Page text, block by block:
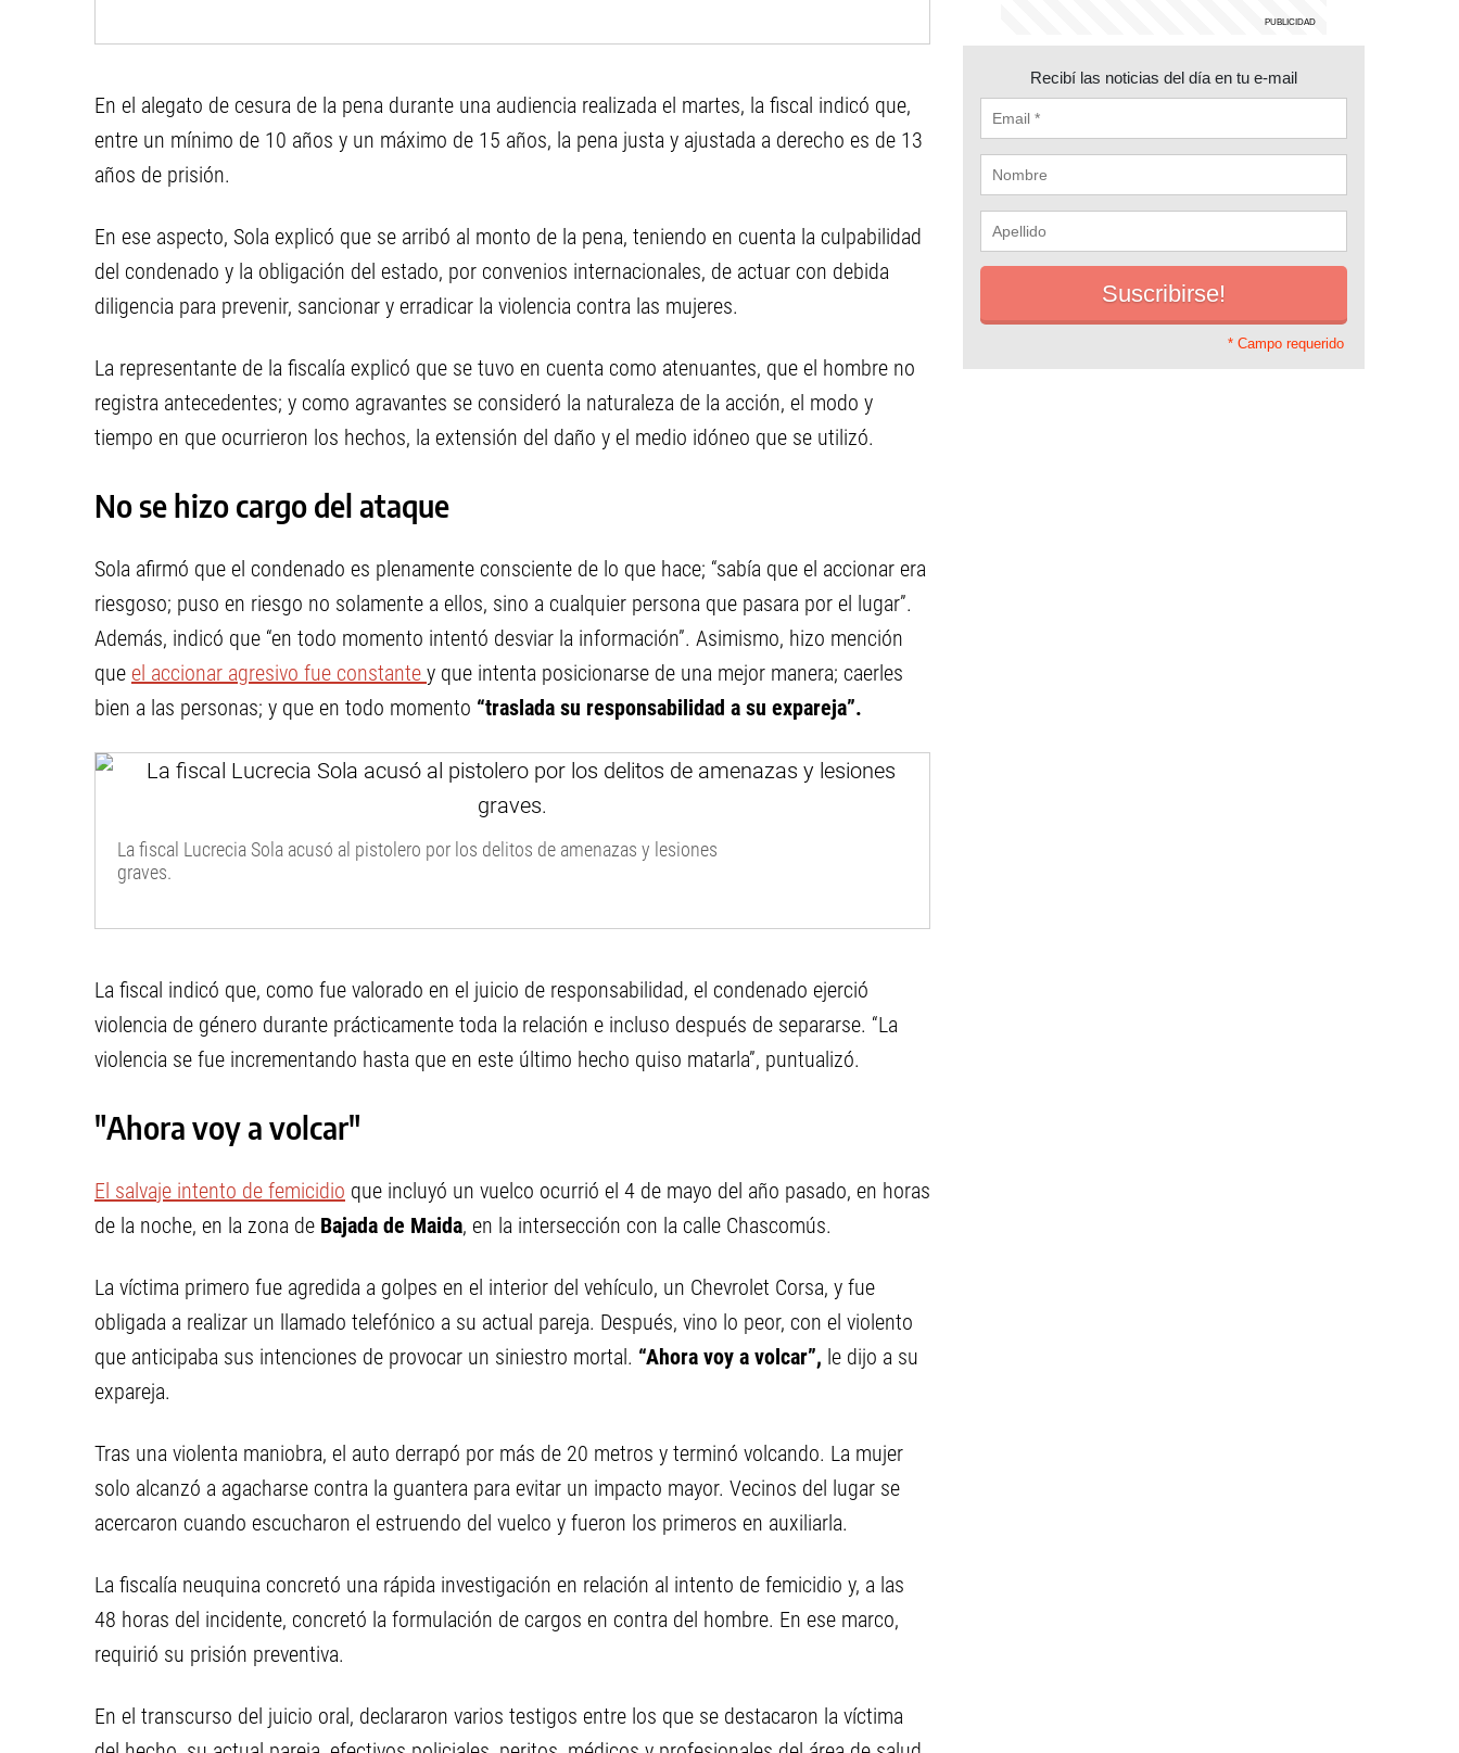
En el alegato de cesura de la pena durante una audiencia realizada el martes, la fiscal indicó que,
entre un mínimo de 10 años y un máximo de 15 años, la pena justa y ajustada a derecho es de 13
años de prisión.
En ese aspecto, Sola explicó que se arribó al monto de la pena, teniendo en cuenta la culpabilidad
del condenado y la obligación del estado, por convenios internacionales, de actuar con debida
diligencia para prevenir, sancionar y erradicar la violencia contra las mujeres.
La representante de la fiscalía explicó que se tuvo en cuenta como atenuantes, que el hombre no
registra antecedentes; y como agravantes se consideró la naturaleza de la acción, el modo y
tiempo en que ocurrieron los hechos, la extensión del daño y el medio idóneo que se utilizó.
No se hizo cargo del ataque
Sola afirmó que el condenado es plenamente consciente de lo que hace; “sabía que el accionar era
riesgoso; puso en riesgo no solamente a ellos, sino a cualquier persona que pasara por el lugar”.
Además, indicó que “en todo momento intentó desviar la información”. Asimismo, hizo mención
que el accionar agresivo fue constante y que intenta posicionarse de una mejor manera; caerles
bien a las personas; y que en todo momento “traslada su responsabilidad a su expareja”.
La fiscal Lucrecia Sola acusó al pistolero por los delitos de amenazas y lesiones
graves.
La fiscal indicó que, como fue valorado en el juicio de responsabilidad, el condenado ejerció
violencia de género durante prácticamente toda la relación e incluso después de separarse. “La
violencia se fue incrementando hasta que en este último hecho quiso matarla”, puntualizó.
"Ahora voy a volcar"
El salvaje intento de femicidio que incluyó un vuelco ocurrió el 4 de mayo del año pasado, en horas
de la noche, en la zona de Bajada de Maida, en la intersección con la calle Chascomús.
La víctima primero fue agredida a golpes en el interior del vehículo, un Chevrolet Corsa, y fue
obligada a realizar un llamado telefónico a su actual pareja. Después, vino lo peor, con el violento
que anticipaba sus intenciones de provocar un siniestro mortal. “Ahora voy a volcar”, le dijo a su
expareja.
Tras una violenta maniobra, el auto derrapó por más de 20 metros y terminó volcando. La mujer
solo alcanzó a agacharse contra la guantera para evitar un impacto mayor. Vecinos del lugar se
acercaron cuando escucharon el estruendo del vuelco y fueron los primeros en auxiliarla.
La fiscalía neuquina concretó una rápida investigación en relación al intento de femicidio y, a las
48 horas del incidente, concretó la formulación de cargos en contra del hombre. En ese marco,
requirió su prisión preventiva.
En el transcurso del juicio oral, declararon varios testigos entre los que se destacaron la víctima
Recibí las noticias del día en tu e-mail
* Campo requerido